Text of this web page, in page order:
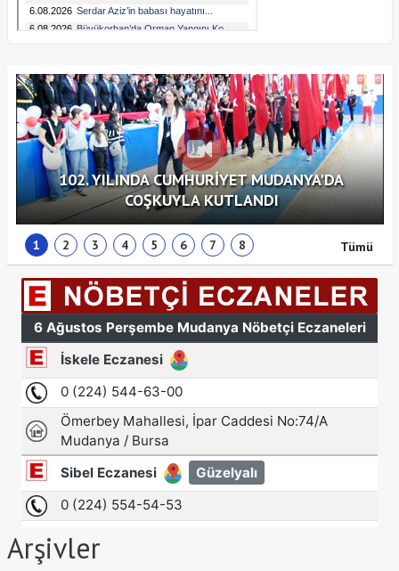
Tümü
102. YILINDA CUMHURİYET MUDANYA'DA
COŞKUYLA KUTLANDI
1 2 3 4 5 6 7 8
Arşivler